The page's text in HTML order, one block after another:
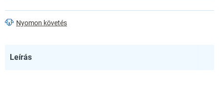
Nyomon követés
Leírás